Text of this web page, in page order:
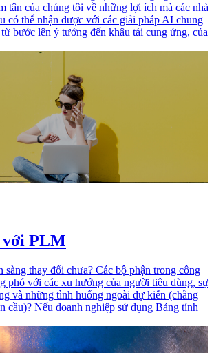
tân của chúng tôi về những lợi ích mà các nhà
có thể nhận được với các giải pháp AI chung
bước lên ý tưởng đến khâu tái cung ứng, của
với PLM
sàng thay đổi chưa? Các bộ phận trong công
phó với các xu hướng của người tiêu dùng, sự
và những tình huống ngoài dự kiến (chẳng
cầu)? Nếu doanh nghiệp sử dụng Bảng tính